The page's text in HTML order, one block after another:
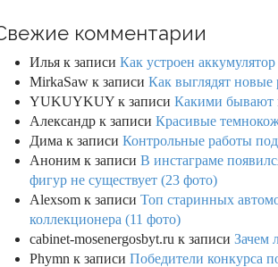
комментарии
Илья к записи Как устроен
MirkaSaw к записи Как выглядят новые
YUKUYKUY к записи Какими бывают
Александр к записи Красивые
Дима к записи Контрольные работы
Аноним к записи В инстаграме
фигур не существует (23 фото)
Alexsom к записи Топ старинных
коллекционера (11 фото)
cabinet-mosenergosbyt.ru к записи Зачем
Phymn к записи Победители конкурса